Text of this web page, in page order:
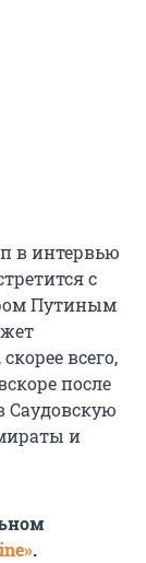
в интервью
с
Путиным
всего,
после
Саудовскую
и
.